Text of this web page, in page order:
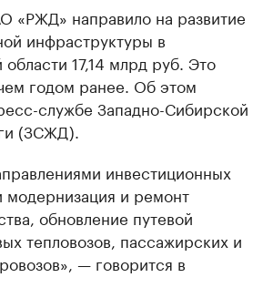
«РЖД» направило на развитие
инфраструктуры в
17,14 млрд руб. Это
годом ранее. Об этом
службе Западно-Сибирской
(ЗСЖД).
инвестиционных
модернизация и ремонт
обновление путевой
тепловозов, пассажирских и
— говорится в